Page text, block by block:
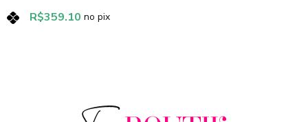
R$359.10 no pix